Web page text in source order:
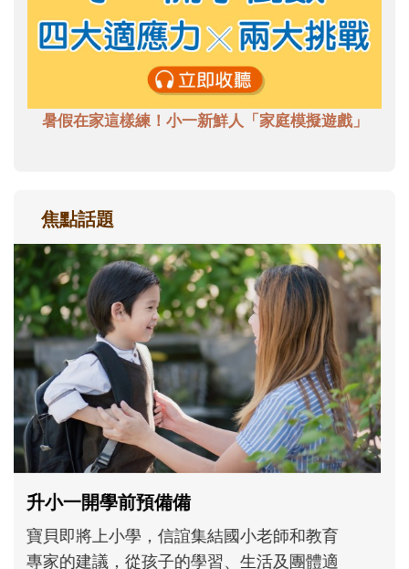
暑假在家這樣練！小一新鮮人「家庭模擬遊戲」
焦點話題
和孩子一起長大的那個男人│讀懂父親的
不同模樣
沒有人天生就擅長當爸爸！男人總是在一次